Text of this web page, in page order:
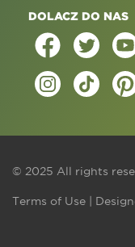
DOLACZ DO NAS
© 2025 All rights
Terms of Use |